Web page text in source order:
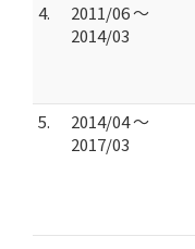
4.
2011/06 ～
2014/03
5.
2014/04 ～
2017/03